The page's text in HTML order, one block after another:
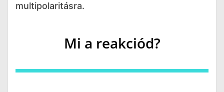
multipolaritásra.
Mi a reakciód?